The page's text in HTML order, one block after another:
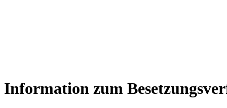
Information zum